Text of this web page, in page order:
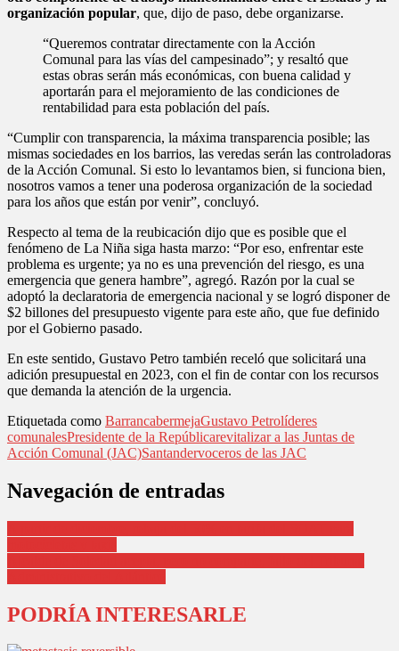
organización popular, que, dijo de paso, debe organizarse.
“Queremos contratar directamente con la Acción
Comunal para las vías del campesinado”; y resaltó que
estas obras serán más económicas, con buena calidad y
aportarán para el mejoramiento de las condiciones de
rentabilidad para esta población del país.
“Cumplir con transparencia, la máxima transparencia posible; las
mismas sociedades en los barrios, las veredas serán las controladoras
de la Acción Comunal. Si esto lo levantamos bien, si funciona bien,
nosotros vamos a tener una poderosa organización de la sociedad
para los años que están por venir”, concluyó.
Respecto al tema de la reubicación dijo que es posible que el
fenómeno de La Niña siga hasta marzo: “Por eso, enfrentar este
problema es urgente; ya no es una prevención del riesgo, es una
emergencia que genera hambre”, agregó. Razón por la cual se
adoptó la declaratoria de emergencia nacional y se logró disponer de
$2 billones del presupuesto vigente para este año, que fue definido
por el Gobierno pasado.
En este sentido, Gustavo Petro también receló que solicitará una
adición presupuestal en 2023, con el fin de contar con los recursos
que demanda la atención de la urgencia.
Etiquetada como BarrancabermejaGustavo Petrolíderes
comunalesPresidente de la Repúblicarevitalizar a las Juntas de
Acción Comunal (JAC)Santandervoceros de las JAC
Navegación de entradas
PODRÍA INTERESARLE